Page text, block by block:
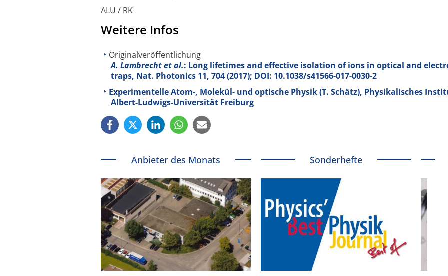
ALU / RK
Weitere Infos
Originalveröffentlichung
A. Lambrecht et al.: Long lifetimes and effective isolation of ions in optical and
traps, Nat. Photonics 11, 704 (2017); DOI: 10.1038/s41566-017-0030-2
Experimentelle Atom-, Molekül- und optische Physik (T. Schätz), Physikalisches
Albert-Ludwigs-Universität Freiburg
Anbieter des Monats Sonderhefte